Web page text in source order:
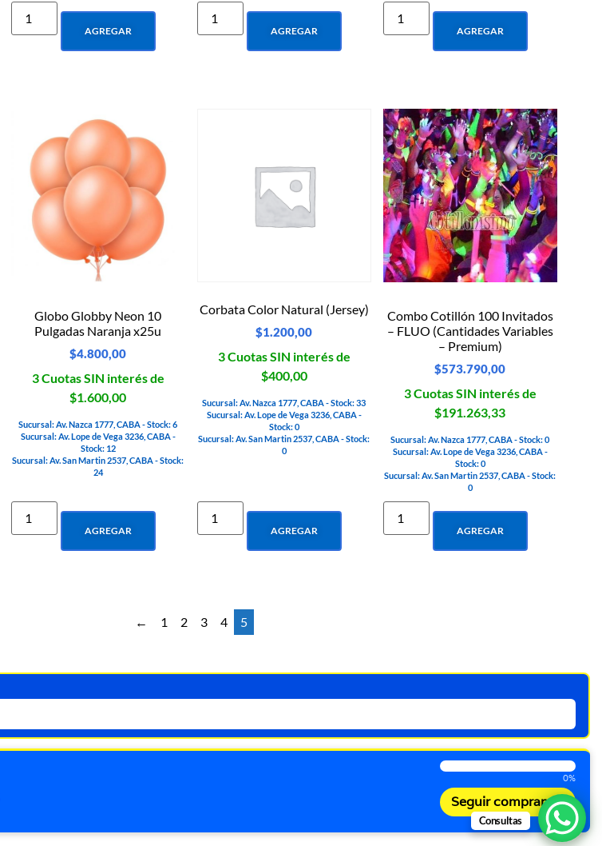
AGREGAR AGREGAR AGREGAR
Globo Globby Neon 10
Pulgadas Naranja x25u
$4.800,00
3 Cuotas SIN interés de
$1.600,00
Sucursal: Av. Nazca 1777, CABA - Stock: 6
Sucursal: Av. Lope de Vega 3236, CABA -
Stock: 12
Sucursal: Av. San Martin 2537, CABA - Stock:
24
AGREGAR
Corbata Color Natural (Jersey)
$1.200,00
3 Cuotas SIN interés de
$400,00
Sucursal: Av. Nazca 1777, CABA - Stock: 33
Sucursal: Av. Lope de Vega 3236, CABA -
Stock: 0
Sucursal: Av. San Martin 2537, CABA - Stock:
0
AGREGAR
Combo Cotillón 100 Invitados
– FLUO (Cantidades Variables
– Premium)
$573.790,00
3 Cuotas SIN interés de
$191.263,33
Sucursal: Av. Nazca 1777, CABA - Stock: 0
Sucursal: Av. Lope de Vega 3236, CABA -
Stock: 0
Sucursal: Av. San Martin 2537, CABA - Stock:
0
AGREGAR
← 1 2 3 4 5
0%
Seguir comprando
Consultas